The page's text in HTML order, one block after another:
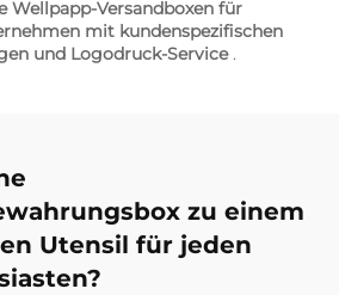
Wellpapp-Versandboxen für
mit kundenspezifischen
und Logodruck-Service .
zu einem
Utensil für jeden